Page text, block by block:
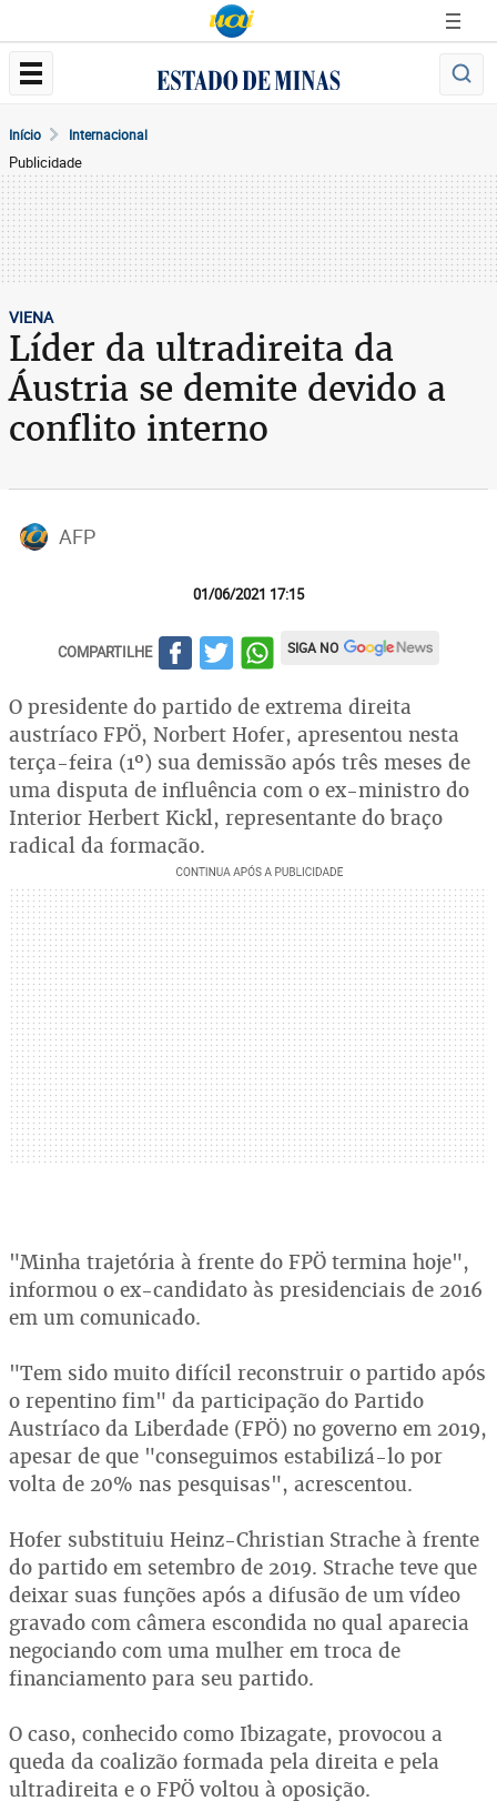
Início Internacional
Publicidade
VIENA
Líder da ultradireita da
Áustria se demite devido a
conflito interno
AFP
01/06/2021 17:15
COMPARTILHE SIGA NO
O presidente do partido de extrema direita
austríaco FPÖ, Norbert Hofer, apresentou nesta
terça-feira (1º) sua demissão após três meses de
uma disputa de influência com o ex-ministro do
Interior Herbert Kickl, representante do braço
radical da formação.
"Minha trajetória à frente do FPÖ termina hoje",
informou o ex-candidato às presidenciais de 2016
em um comunicado.
"Tem sido muito difícil reconstruir o partido após
o repentino fim" da participação do Partido
Austríaco da Liberdade (FPÖ) no governo em 2019,
apesar de que "conseguimos estabilizá-lo por
volta de 20% nas pesquisas", acrescentou.
Hofer substituiu Heinz-Christian Strache à frente
do partido em setembro de 2019. Strache teve que
deixar suas funções após a difusão de um vídeo
gravado com câmera escondida no qual aparecia
negociando com uma mulher em troca de
financiamento para seu partido.
O caso, conhecido como Ibizagate, provocou a
queda da coalizão formada pela direita e pela
ultradireita e o FPÖ voltou à oposição.